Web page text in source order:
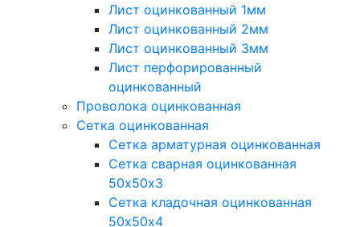
Лист оцинкованный 1мм
Лист оцинкованный 2мм
Лист оцинкованный 3мм
Лист перфорированный
оцинкованный
Проволока оцинкованная
Сетка оцинкованная
Сетка арматурная оцинкованная
Сетка сварная оцинкованная
50х50х3
Сетка кладочная оцинкованная
50х50х4